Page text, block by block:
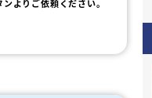
よりご依頼ください。